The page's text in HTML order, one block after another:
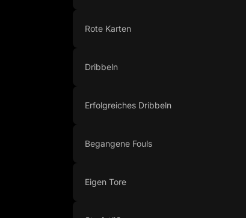
Rote Karten
Dribbeln
Erfolgreiches Dribbeln
Begangene Fouls
Eigen Tore